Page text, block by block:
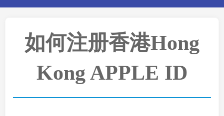
如何注册香港Hong
Kong APPLE ID